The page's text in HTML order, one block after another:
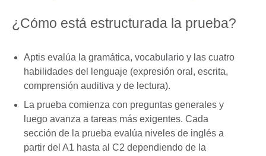
¿Cómo está estructurada la prueba?
Aptis evalúa la gramática, vocabulario y las cuatro
habilidades del lenguaje (expresión oral, escrita,
comprensión auditiva y de lectura).
La prueba comienza con preguntas generales y
luego avanza a tareas más exigentes. Cada
sección de la prueba evalúa niveles de inglés a
partir del A1 hasta al C2 dependiendo de la